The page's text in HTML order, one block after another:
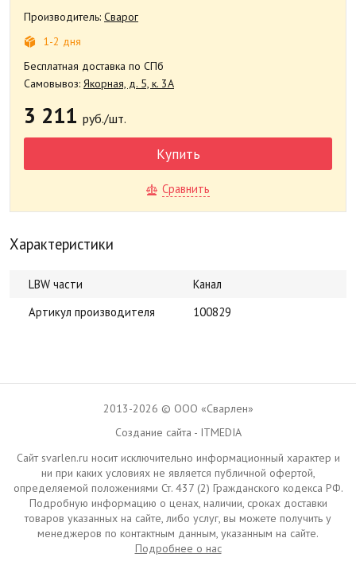
Производитель: Сварог
1-2 дня
Бесплатная доставка по СПб
Самовывоз: Якорная, д. 5, к. 3А
3 211 руб./шт.
Купить
Сравнить
Характеристики
LBW части
Канал
Артикул производителя
100829
2013-2026 © ООО «Сварлен»
Создание сайта - ITMEDIA
Сайт svarlen.ru носит исключительно информационный характер и
ни при каких условиях не является публичной офертой,
определяемой положениями Ст. 437 (2) Гражданского кодекса РФ.
Подробную информацию о ценах, наличии, сроках доставки
товаров указанных на сайте, либо услуг, вы можете получить у
менеджеров по контактным данным, указанным на сайте.
Подробнее о нас